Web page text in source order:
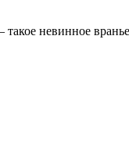
невинное